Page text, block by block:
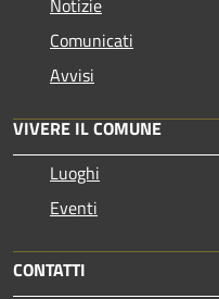
Notizie
Comunicati
Avvisi
VIVERE IL COMUNE
Luoghi
Eventi
CONTATTI